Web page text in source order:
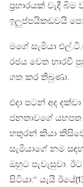
ප්‍රහාරයක් වැදී
ඉලුප්පයිකඩවයි
මගේ සැමියා
රජය වෙත භාරවී
ගත කර තිබුණා.
එදා පටන් අද
ජනතාවගේ
හතුරන් කියා
සැමියාගේ නම
ඔහුට පැවැසුවා.
සිටියා.‘‘ යැයි